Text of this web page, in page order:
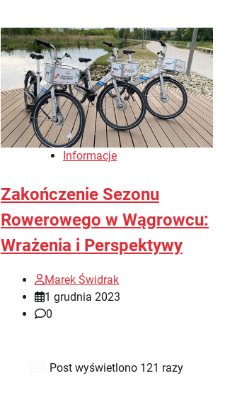
Informacje
Zakończenie Sezonu
Rowerowego w Wągrowcu:
Wrażenia i Perspektywy
Marek Świdrak
1 grudnia 2023
0
Post wyświetlono 121 razy